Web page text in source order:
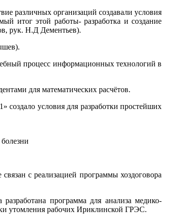
различных организаций создавали условия
итог этой работы- разработка и создание
рук. Н.Д Дементьев).
процесс информационных технологий в
для математических расчётов.
условия для разработки простейших
с реализацией программы хоздоговора
программа для анализа медико-
утомления рабочих Ириклинской ГРЭС.